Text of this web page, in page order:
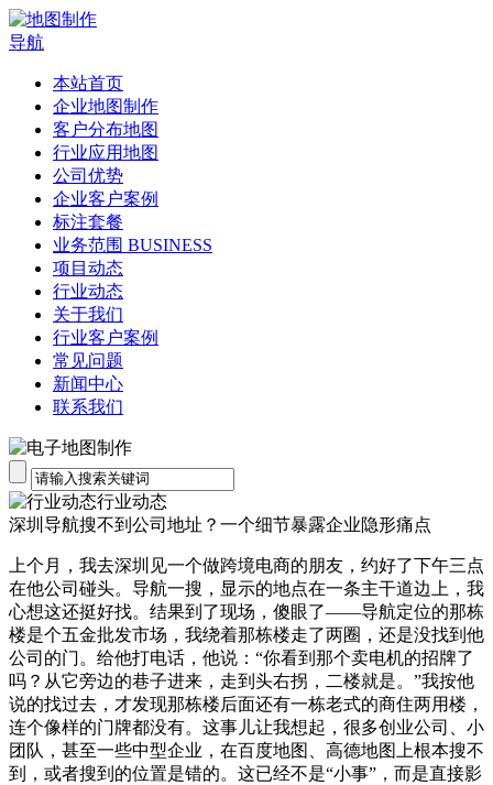
导航
本站首页
企业地图制作
客户分布地图
行业应用地图
公司优势
企业客户案例
标注套餐
业务范围 BUSINESS
项目动态
行业动态
关于我们
行业客户案例
常见问题
新闻中心
联系我们
行业动态
深圳导航搜不到公司地址？一个细节暴露企业隐形痛点
上个月，我去深圳见一个做跨境电商的朋友，约好了下午三点
在他公司碰头。导航一搜，显示的地点在一条主干道边上，我
心想这还挺好找。结果到了现场，傻眼了——导航定位的那栋
楼是个五金批发市场，我绕着那栋楼走了两圈，还是没找到他
公司的门。给他打电话，他说：“你看到那个卖电机的招牌了
吗？从它旁边的巷子进来，走到头右拐，二楼就是。”我按他
说的找过去，才发现那栋楼后面还有一栋老式的商住两用楼，
连个像样的门牌都没有。这事儿让我想起，很多创业公司、小
团队，甚至一些中型企业，在百度地图、高德地图上根本搜不
到，或者搜到的位置是错的。这已经不是“小事”，而是直接影